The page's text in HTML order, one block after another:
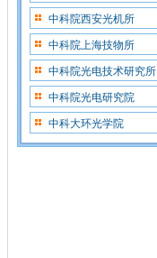
中科院西安光机所
中科院上海技物所
中科院光电技术研究所
中科院光电研究院
中科大环光学院